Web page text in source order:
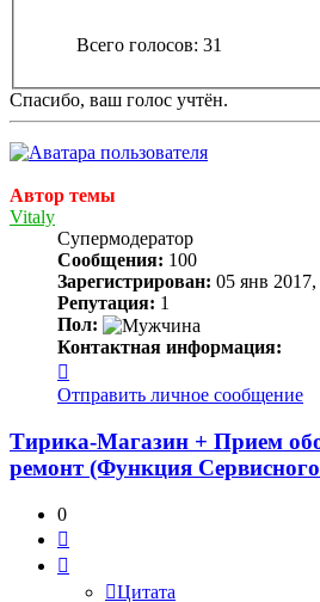
Всего голосов: 31
Спасибо, ваш голос учтён.
Автор темы
Vitaly
Супермодератор
Сообщения: 100
Зарегистрирован: 05 янв 2017,
Репутация: 1
Пол:
Контактная информация:
информация
пользователя
Vitaly
Отправить личное сообщение
Тирика-Магазин + Прием
ремонт (Функция
0
Цитата